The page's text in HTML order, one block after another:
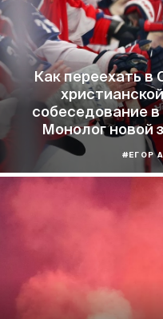
Как переехать
собеседование
Монолог новой
#ЕГОР